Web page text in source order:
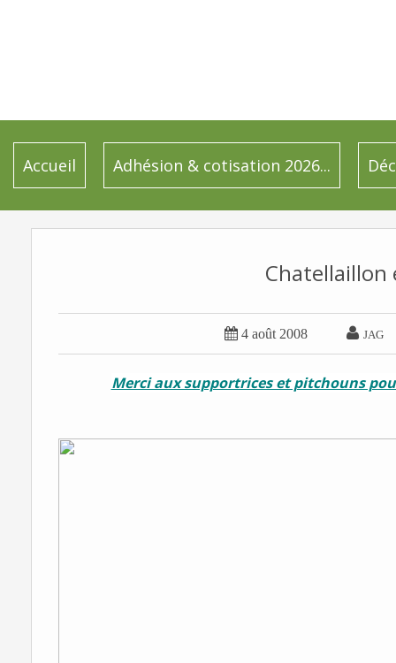
Accueil Adhésion & cotisation 2026...
Chatellaillon
 4 août 2008  JAG
Merci aux supportrices et pitchouns